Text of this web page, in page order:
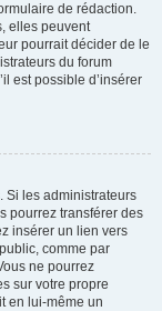
de rédaction.
elles peuvent
pourrait décider de le
du forum
est possible d’insérer
Si les administrateurs
pourrez transférer des
insérer un lien vers
comme par
ne pourrez
sur votre propre
en lui-même un